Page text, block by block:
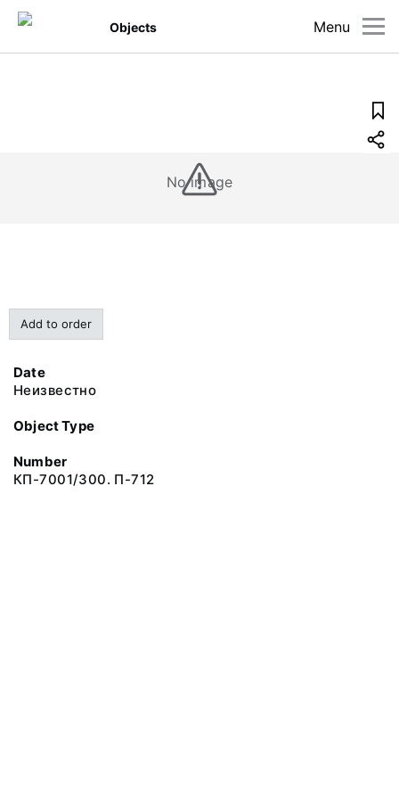
Menu
Objects
No image
Add to order
Date
Неизвестно
Object Type
Number
КП-7001/300. П-712